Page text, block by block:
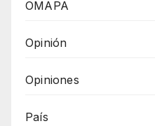
OMAPA
Opinión
Opiniones
País